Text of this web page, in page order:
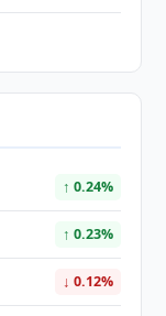
↑ 0.24%
↑ 0.23%
↓ 0.12%